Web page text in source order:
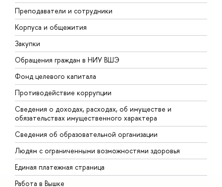
Преподаватели и сотрудники
Корпуса и общежития
Закупки
Обращения граждан в НИУ ВШЭ
Фонд целевого капитала
Противодействие коррупции
Сведения о доходах, расходах, об имуществе и
обязательствах имущественного характера
Сведения об образовательной организации
Людям с ограниченными возможностями здоровья
Единая платежная страница
Работа в Вышке